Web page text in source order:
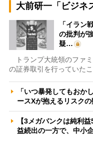
大前研一「ビジネ
「イラン
の批判が
疑…
トランプ大統領のファ
の証券取引を行っていた
「いつ暴発してもおか
ースXが抱えるリスク
【3メガバンクは純利
益続出の一方で、中小